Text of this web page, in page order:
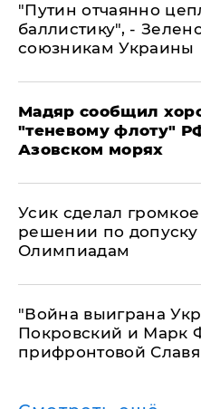
"Путин отчаянно
баллистику", -
союзникам Украины
Мадяр сообщил
"теневому флоту"
Азовском морях
Усик сделал
решении по допуску
Олимпиадам
"Война выиграна
Покровский и Марк
прифронтовой